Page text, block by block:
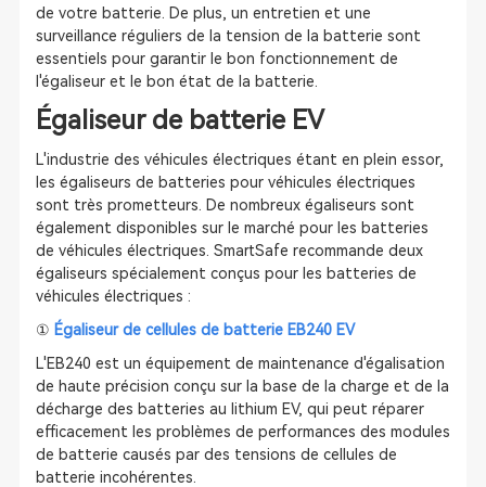
de votre batterie. De plus, un entretien et une
surveillance réguliers de la tension de la batterie sont
essentiels pour garantir le bon fonctionnement de
l'égaliseur et le bon état de la batterie.
Égaliseur de batterie EV
L'industrie des véhicules électriques étant en plein essor,
les égaliseurs de batteries pour véhicules électriques
sont très prometteurs. De nombreux égaliseurs sont
également disponibles sur le marché pour les batteries
de véhicules électriques. SmartSafe recommande deux
égaliseurs spécialement conçus pour les batteries de
véhicules électriques :
① Égaliseur de cellules de batterie EB240 EV
L'EB240 est un équipement de maintenance d'égalisation
de haute précision conçu sur la base de la charge et de la
décharge des batteries au lithium EV, qui peut réparer
efficacement les problèmes de performances des modules
de batterie causés par des tensions de cellules de
batterie incohérentes.